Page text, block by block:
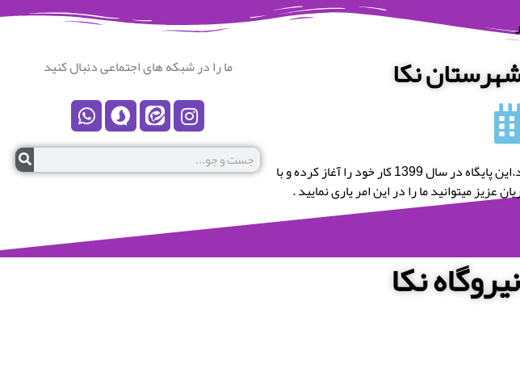
نکا
به پایگاه خبری و تفریحی شهرستان نکا خوش آمدید.این پایگاه در سال 1399 کار خود را آغاز کرده و با
میتوانید ما را در این امر یاری نمایید .
ما را در شبکه های اجتماعی دنبال کنید
نکا